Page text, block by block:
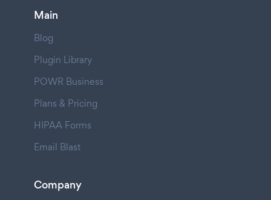
Main
Blog
Plugin Library
POWR Business
Plans & Pricing
HIPAA Forms
Email Blast
Company